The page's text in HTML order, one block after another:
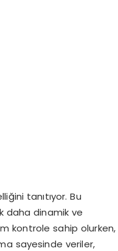
tanıtıyor. Bu
daha dinamik ve
kontrole sahip olurken,
sayesinde veriler,